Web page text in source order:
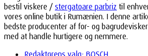
bestil viskere / stergatoare parbriz til
vores online butik i Rumænien. I denne
bedste producenter af for- og
med at handle hurtigere og nemmere.
Redaktørens valg: BOSCH